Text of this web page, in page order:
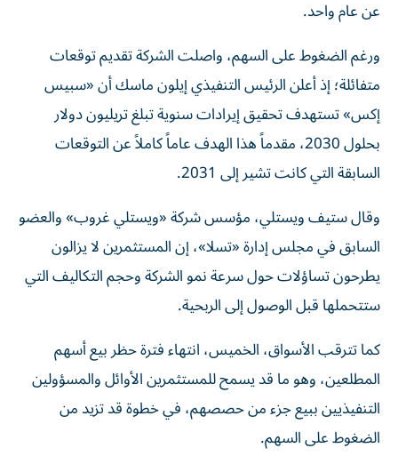
عن عام واحد.
ورغم الضغوط على السهم، واصلت الشركة تقديم توقعات
متفائلة؛ إذ أعلن الرئيس التنفيذي إيلون ماسك أن «سبيس
إكس» تستهدف تحقيق إيرادات سنوية تبلغ تريليون دولار
بحلول 2030، مقدماً هذا الهدف عاماً كاملاً عن التوقعات
السابقة التي كانت تشير إلى 2031.
وقال ستيف ويستلي، مؤسس شركة «ويستلي غروب» والعضو
السابق في مجلس إدارة «تسلا»، إن المستثمرين لا يزالون
يطرحون تساؤلات حول سرعة نمو الشركة وحجم التكاليف التي
ستتحملها قبل الوصول إلى الربحية.
كما تترقب الأسواق، الخميس، انتهاء فترة حظر بيع أسهم
المطلعين، وهو ما قد يسمح للمستثمرين الأوائل والمسؤولين
التنفيذيين ببيع جزء من حصصهم، في خطوة قد تزيد من
الضغوط على السهم.